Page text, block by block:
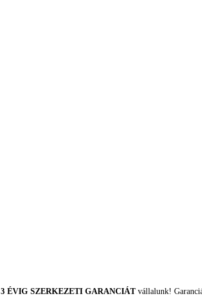
3 ÉVIG SZERKEZETI GARANCIÁTvállalunk!